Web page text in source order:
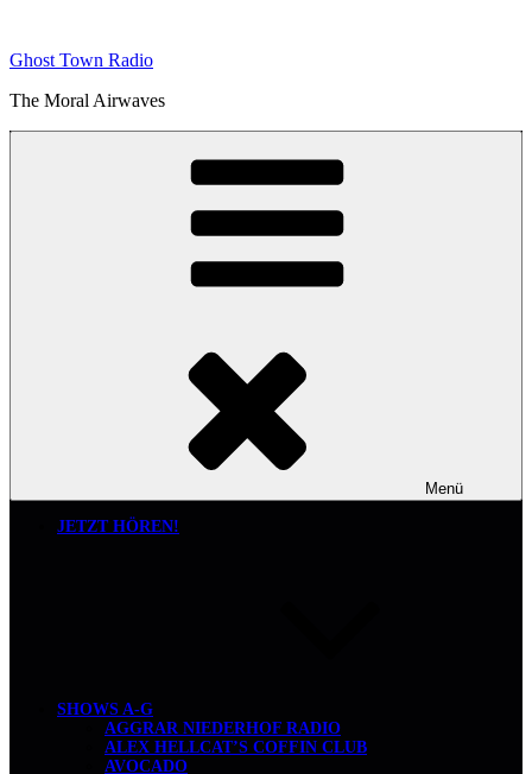
springen
Ghost Town Radio
The Moral Airwaves
Menü
JETZT HÖREN!
SHOWS A-G
AGGRAR NIEDERHOF RADIO
ALEX HELLCAT’S COFFIN CLUB
AVOCADO